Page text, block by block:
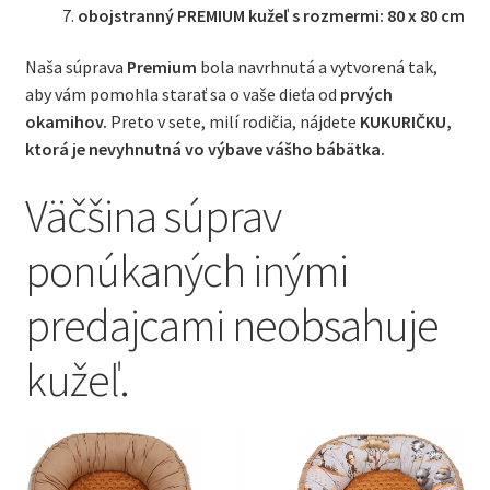
obojstranný PREMIUM kužeľ s rozmermi: 80 x 80 cm
Naša súprava Premium bola navrhnutá a vytvorená tak,
aby vám pomohla starať sa o vaše dieťa od prvých
okamihov. Preto v sete, milí rodičia, nájdete KUKURIČKU,
ktorá je nevyhnutná vo výbave vášho bábätka.
Väčšina súprav
ponúkaných inými
predajcami neobsahuje
kužeľ.